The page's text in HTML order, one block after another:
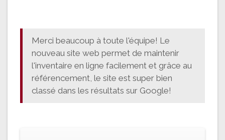
Merci beaucoup à toute l'équipe! Le
nouveau site web permet de maintenir
l'inventaire en ligne facilement et grâce au
référencement, le site est super bien
classé dans les résultats sur Google!